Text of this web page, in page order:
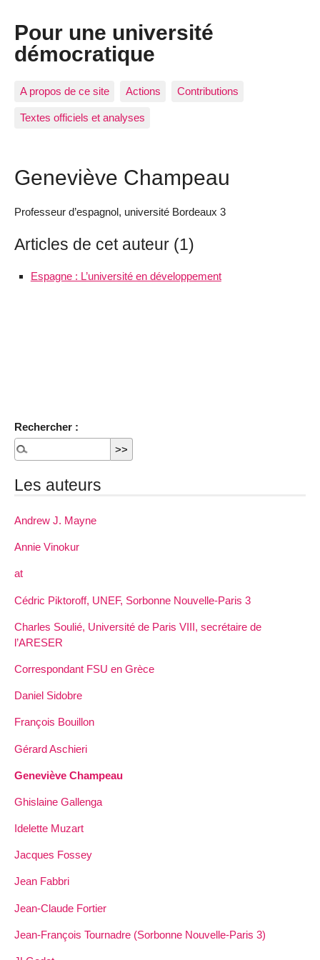
Pour une université
démocratique
A propos de ce site Actions Contributions
Textes officiels et analyses
Geneviève Champeau
Professeur d’espagnol, université Bordeaux 3
Articles de cet auteur (1)
Espagne : L’université en développement
Rechercher :
Les auteurs
Andrew J. Mayne
Annie Vinokur
at
Cédric Piktoroff, UNEF, Sorbonne Nouvelle-Paris 3
Charles Soulié, Université de Paris VIII, secrétaire de
l’ARESER
Correspondant FSU en Grèce
Daniel Sidobre
François Bouillon
Gérard Aschieri
Geneviève Champeau
Ghislaine Gallenga
Idelette Muzart
Jacques Fossey
Jean Fabbri
Jean-Claude Fortier
Jean-François Tournadre (Sorbonne Nouvelle-Paris 3)